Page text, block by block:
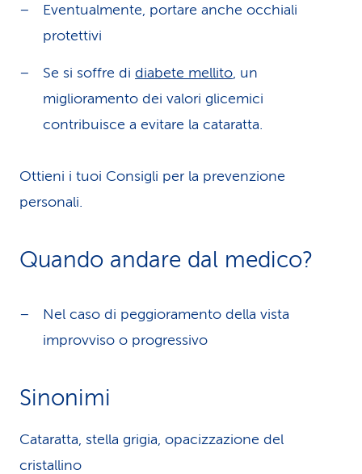
Eventualmente, portare anche occhiali
protettivi
Se si soffre di diabete mellito, un
miglioramento dei valori glicemici
contribuisce a evitare la cataratta.
Ottieni i tuoi Consigli per la prevenzione
personali.
Quando andare dal medico?
Nel caso di peggioramento della vista
improvviso o progressivo
Sinonimi
Cataratta, stella grigia, opacizzazione del
cristallino